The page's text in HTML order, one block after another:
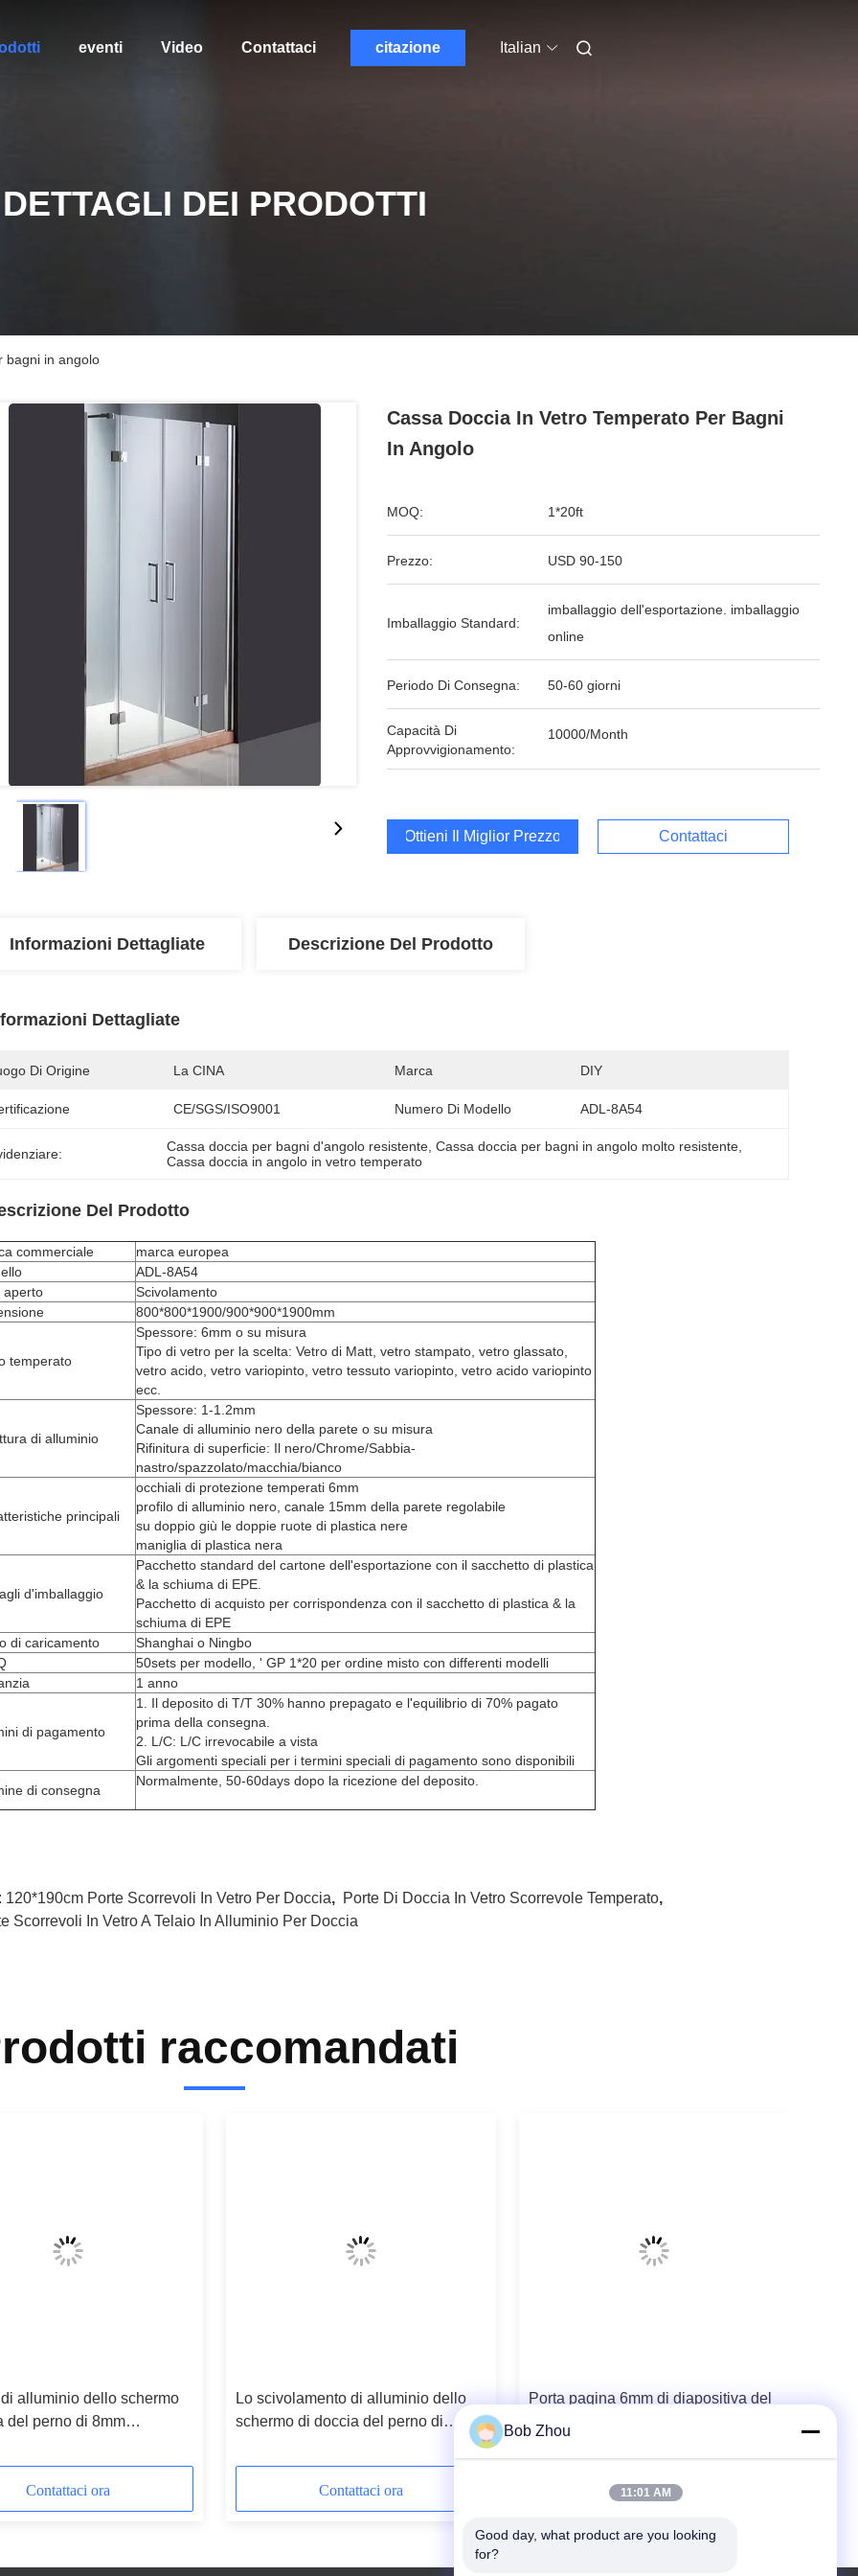
eventi Video Contattaci citazione Italian
DETTAGLI DEI PRODOTTI
bagni in angolo
Cassa Doccia In Vetro Temperato Per Bagni
In Angolo
MOQ: 1*20ft
Prezzo: USD 90-150
Imballaggio Standard:
imballaggio dell'esportazione. imballaggio
online
Periodo Di Consegna: 50-60 giorni
Capacità Di
Approvvigionamento:
10000/Month
Ottieni Il Miglior Prezzo Contattaci
Informazioni Dettagliate Descrizione Del Prodotto
Dettagliate
Di Origine La CINA Marca DIY
CE/SGS/ISO9001 Numero Di Modello ADL-8A54
Cassa doccia per bagni d'angolo resistente , Cassa doccia per bagni in angolo molto resistente
Cassa doccia in angolo in vetro temperato
Del Prodotto
commerciale
marca europea
ADL-8A54
aperto
Scivolamento
800*800*1900/900*900*1900mm
temperato
Spessore: 6mm o su misura
Tipo di vetro per la scelta: Vetro di Matt, vetro stampato, vetro glassato,
vetro acido, vetro variopinto, vetro tessuto variopinto, vetro acido variopinto
ecc.
di alluminio
Spessore: 1-1.2mm
Canale di alluminio nero della parete o su misura
Rifinitura di superficie: Il nero/Chrome/Sabbia-
nastro/spazzolato/macchia/bianco
principali
occhiali di protezione temperati 6mm
profilo di alluminio nero, canale 15mm della parete regolabile
su doppio giù le doppie ruote di plastica nere
maniglia di plastica nera
d'imballaggio
Pacchetto standard del cartone dell'esportazione con il sacchetto di plastica
& la schiuma di EPE.
Pacchetto di acquisto per corrispondenza con il sacchetto di plastica & la
schiuma di EPE
di caricamento
Shanghai o Ningbo
50sets per modello, ' GP 1*20 per ordine misto con differenti modelli
1 anno
di pagamento
1. Il deposito di T/T 30% hanno prepagato e l'equilibrio di 70% pagato
prima della consegna.
2. L/C: L/C irrevocabile a vista
Gli argomenti speciali per i termini speciali di pagamento sono disponibili
di consegna
Normalmente, 50-60days dopo la ricezione del deposito.
120*190cm Porte Scorrevoli In Vetro Per Doccia, Porte Di Doccia In Vetro Scorrevole Temperato,
Scorrevoli In Vetro A Telaio In Alluminio Per Doccia
raccomandati
alluminio dello schermo
del perno di 8mm
Contattaci ora
Lo scivolamento di alluminio dello
schermo di doccia del perno di
Contattaci ora
Porta pagina 6mm di diapositiva del
perno del bagno di 1800x700mm
Contattaci ora
Bob Zhou
11:01 AM
Good day, what product are you looking
for?